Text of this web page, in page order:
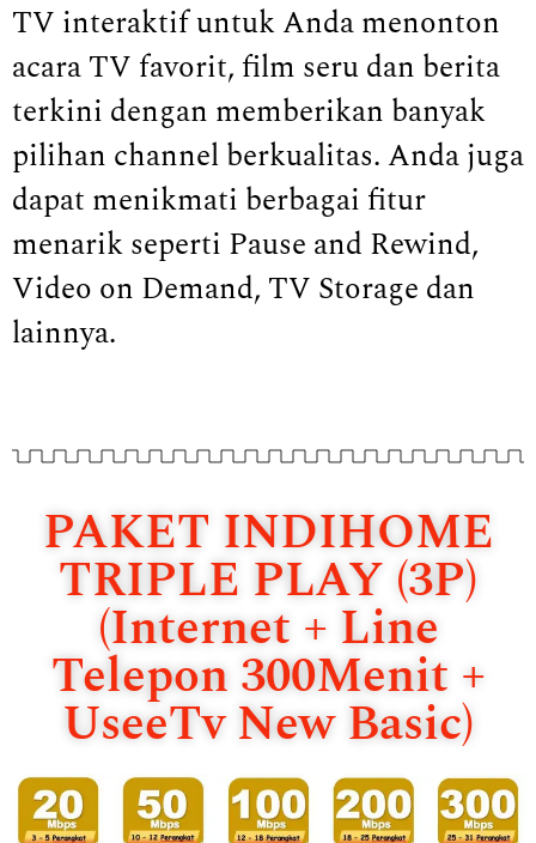
TV interaktif untuk Anda menonton
acara TV favorit, film seru dan berita
terkini dengan memberikan banyak
pilihan channel berkualitas. Anda juga
dapat menikmati berbagai fitur
menarik seperti Pause and Rewind,
Video on Demand, TV Storage dan
lainnya.
PAKET INDIHOME
TRIPLE PLAY (3P)
(Internet + Line
Telepon 300Menit +
UseeTv New Basic)